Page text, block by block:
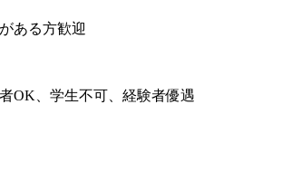
ある方歓迎
OK、学生不可、経験者優遇